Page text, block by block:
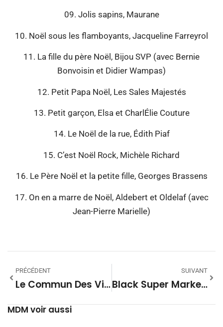
09. Jolis sapins, Maurane
10. Noël sous les flamboyants, Jacqueline Farreyrol
11. La fille du père Noël, Bijou SVP (avec Bernie
Bonvoisin et Didier Wampas)
12. Petit Papa Noël, Les Sales Majestés
13. Petit garçon, Elsa et CharlÉlie Couture
14. Le Noël de la rue, Édith Piaf
15. C’est Noël Rock, Michèle Richard
16. Le Père Noël et la petite fille, Georges Brassens
17. On en a marre de Noël, Aldebert et Oldelaf (avec
Jean-Pierre Marielle)
PRÉCÉDENT
Le Commun Des Vivants #2 – Sur La Route Des Épices
SUIVANT
Black Super Market #12 – Saison 28
MDM voir aussi